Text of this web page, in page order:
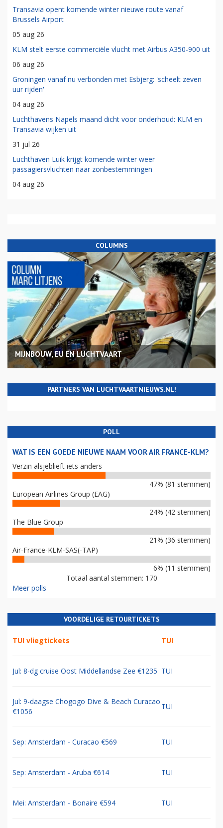
Transavia opent komende winter nieuwe route vanaf
Brussels Airport
05 aug 26
KLM stelt eerste commerciële vlucht met Airbus A350-900 uit
06 aug 26
Groningen vanaf nu verbonden met Esbjerg: 'scheelt zeven
uur rijden'
04 aug 26
Luchthavens Napels maand dicht voor onderhoud: KLM en
Transavia wijken uit
31 jul 26
Luchthaven Luik krijgt komende winter weer
passagiersvluchten naar zonbestemmingen
04 aug 26
COLUMNS
MIJNBOUW, EU EN LUCHTVAART
PARTNERS VAN LUCHTVAARTNIEUWS.NL!
POLL
WAT IS EEN GOEDE NIEUWE NAAM VOOR AIR FRANCE-KLM?
Verzin alsjeblieft iets anders
47% (81 stemmen)
European Airlines Group (EAG)
24% (42 stemmen)
The Blue Group
21% (36 stemmen)
Air-France-KLM-SAS(-TAP)
6% (11 stemmen)
Totaal aantal stemmen: 170
Meer polls
VOORDELIGE RETOURTICKETS
TUI vliegtickets TUI
Jul: 8-dg cruise Oost Middellandse Zee €1235 TUI
Jul: 9-daagse Chogogo Dive & Beach Curacao
€1056
TUI
Sep: Amsterdam - Curacao €569 TUI
Sep: Amsterdam - Aruba €614 TUI
Mei: Amsterdam - Bonaire €594 TUI